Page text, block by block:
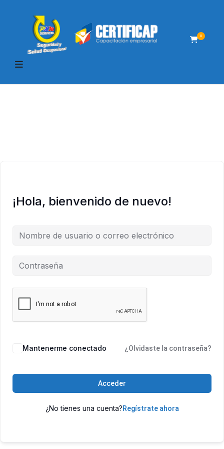
0
¡Hola, bienvenido de nuevo!
Mantenerme conectado ¿Olvidaste la contraseña?
Acceder
¿No tienes una cuenta?Regístrate ahora